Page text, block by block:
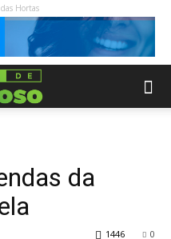
Hortas
da
0
1446